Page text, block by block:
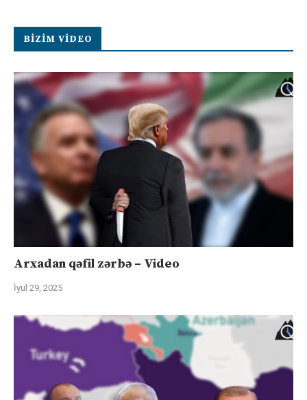
BIZIM VIDEO
Arxadan qəfil zərbə – Video
İyul 29, 2025